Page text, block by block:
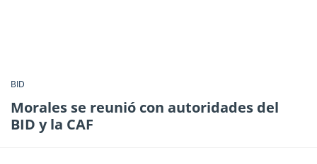
BID
Morales se reunió con autoridades del
BID y la CAF